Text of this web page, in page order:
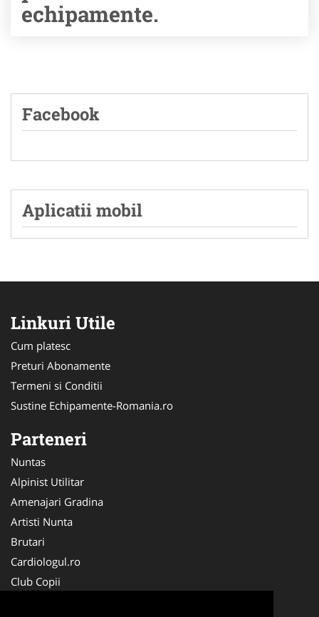
echipamente.
Facebook
Aplicatii mobil
Linkuri Utile
Cum platesc
Preturi Abonamente
Termeni si Conditii
Sustine Echipamente-Romania.ro
Parteneri
Nuntas
Alpinist Utilitar
Amenajari Gradina
Artisti Nunta
Brutari
Cardiologul.ro
Club Copii